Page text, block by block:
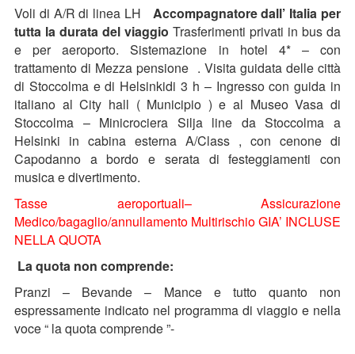
Voli di A/R di linea LH Accompagnatore dall’ Italia per
tutta la durata del viaggio Trasferimenti privati in bus da
e per aeroporto. Sistemazione in hotel 4* – con
trattamento di Mezza pensione . Visita guidata delle città
di Stoccolma e di Helsinkidi 3 h – Ingresso con guida in
italiano al City hall ( Municipio ) e al Museo Vasa di
Stoccolma – Minicrociera Silja line da Stoccolma a
Helsinki in cabina esterna A/Class , con cenone di
Capodanno a bordo e serata di festeggiamenti con
musica e divertimento.
Tasse aeroportuali– Assicurazione
Medico/bagaglio/annullamento Multirischio GIA’ INCLUSE
NELLA QUOTA
La quota non comprende:
Pranzi – Bevande – Mance e tutto quanto non
espressamente indicato nel programma di viaggio e nella
voce “ la quota comprende ”-